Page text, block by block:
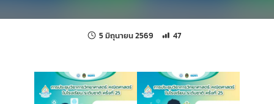
5 มิถุนายน 2569 แก้ไขล่าสุดเมื่อ:
จำนวนการเข้าชม 47 ครั้ง
47